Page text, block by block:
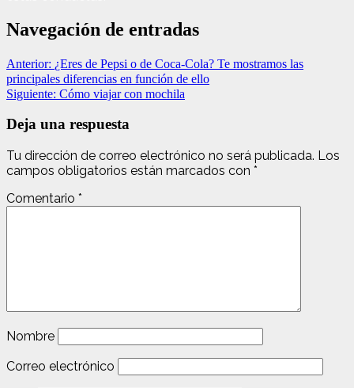
Navegación de entradas
Anterior: ¿Eres de Pepsi o de Coca-Cola? Te mostramos las
principales diferencias en función de ello
Siguiente: Cómo viajar con mochila
Deja una respuesta
Tu dirección de correo electrónico no será publicada. Los
campos obligatorios están marcados con *
Comentario *
Nombre
Correo electrónico